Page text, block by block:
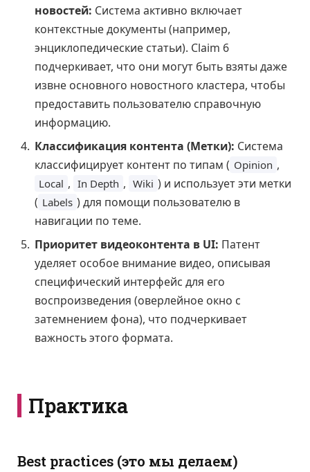
новостей: Система активно включает
контекстные документы (например,
энциклопедические статьи). Claim 6
подчеркивает, что они могут быть взяты даже
извне основного новостного кластера, чтобы
предоставить пользователю справочную
информацию.
Классификация контента (Метки): Система
классифицирует контент по типам ( Opinion ,
Local , In Depth , Wiki ) и использует эти метки
( Labels ) для помощи пользователю в
навигации по теме.
Приоритет видеоконтента в UI: Патент
уделяет особое внимание видео, описывая
специфический интерфейс для его
воспроизведения (оверлейное окно с
затемнением фона), что подчеркивает
важность этого формата.
Практика
Best practices (это мы делаем)